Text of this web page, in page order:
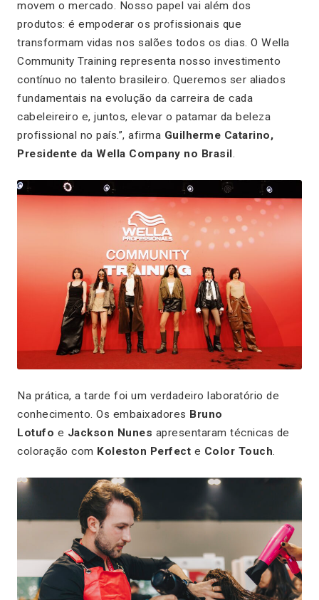
movem o mercado. Nosso papel vai além dos
produtos: é empoderar os profissionais que
transformam vidas nos salões todos os dias. O Wella
Community Training representa nosso investimento
contínuo no talento brasileiro. Queremos ser aliados
fundamentais na evolução da carreira de cada
cabeleireiro e, juntos, elevar o patamar da beleza
profissional no país.”, afirma Guilherme Catarino,
Presidente da Wella Company no Brasil
Na prática, a tarde foi um verdadeiro laboratório de
conhecimento. Os embaixadores Bruno
Lotufo e Jackson Nunes apresentaram técnicas de
coloração com Koleston Perfect e Color Touch.